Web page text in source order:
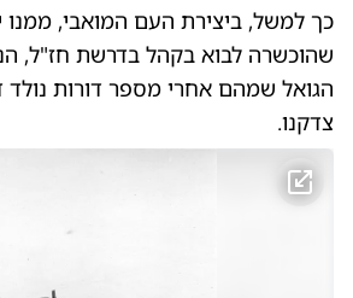
כך למשל, ביצירת העם המואבי, ממנו
שהוכשרה לבוא בקהל בדרשת חז"ל,
הגואל שמהם אחרי מספר דורות נולד
צדקנו.